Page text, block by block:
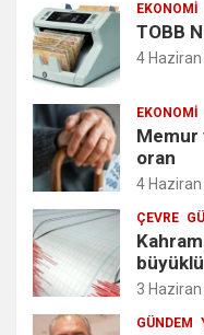
EKONOMI
TOBB
4
EKONOMI
Memur
oran
4
ÇEVRE
3
GÜNDEM